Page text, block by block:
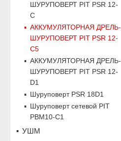
ШУРУПОВЕРТ PIT PSR 12-
C
АККУМУЛЯТОРНАЯ ДРЕЛЬ-
ШУРУПОВЕРТ PIT PSR 12-
C5
АККУМУЛЯТОРНАЯ ДРЕЛЬ-
ШУРУПОВЕРТ PIT PSR 12-
D1
Шуруповерт PSR 18D1
Шуруповерт сетевой PIT
PBM10-C1
УШМ